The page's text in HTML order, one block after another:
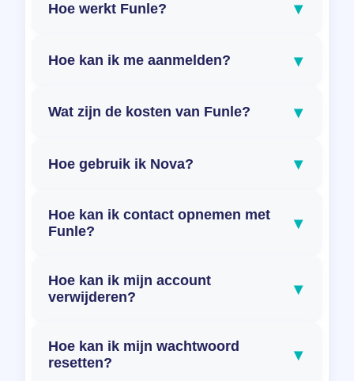
Hoe werkt Funle? ▾
Hoe kan ik me aanmelden? ▾
Wat zijn de kosten van Funle? ▾
Hoe gebruik ik Nova? ▾
Hoe kan ik contact opnemen met
Funle?
▾
Hoe kan ik mijn account
verwijderen?
▾
Hoe kan ik mijn wachtwoord
resetten?
▾